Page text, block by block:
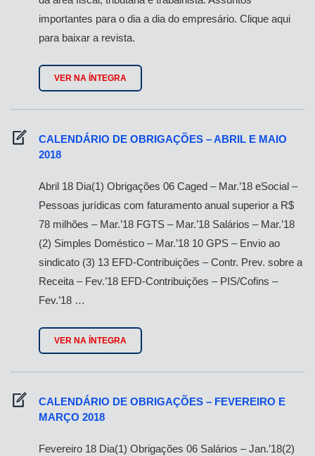
importantes para o dia a dia do empresário. Clique aqui
para baixar a revista.
VER NA ÍNTEGRA
CALENDÁRIO DE OBRIGAÇÕES – ABRIL E MAIO
2018
Abril 18 Dia(1) Obrigações 06 Caged – Mar.’18 eSocial –
Pessoas jurídicas com faturamento anual superior a R$
78 milhões – Mar.’18 FGTS – Mar.’18 Salários – Mar.’18
(2) Simples Doméstico – Mar.’18 10 GPS – Envio ao
sindicato (3) 13 EFD-Contribuições – Contr. Prev. sobre a
Receita – Fev.’18 EFD-Contribuições – PIS/Cofins –
Fev.’18 …
VER NA ÍNTEGRA
CALENDÁRIO DE OBRIGAÇÕES – FEVEREIRO E
MARÇO 2018
Fevereiro 18 Dia(1) Obrigações 06 Salários – Jan.’18(2)